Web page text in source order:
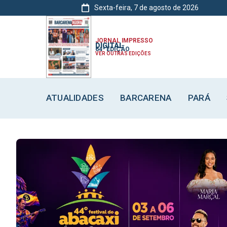
Sexta-feira, 7 de agosto de 2026
JORNAL IMPRESSO
DIGITAL
64ª EDIÇÃO
VER OUTRAS EDIÇÕES
ATUALIDADES BARCARENA PARÁ